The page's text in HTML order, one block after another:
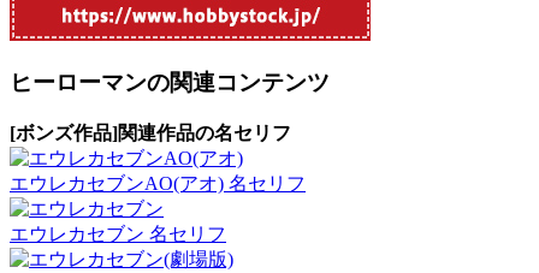
ヒーローマンの関連コンテンツ
[ボンズ作品]関連作品の名セリフ
エウレカセブンAO(アオ) 名セリフ
エウレカセブン 名セリフ